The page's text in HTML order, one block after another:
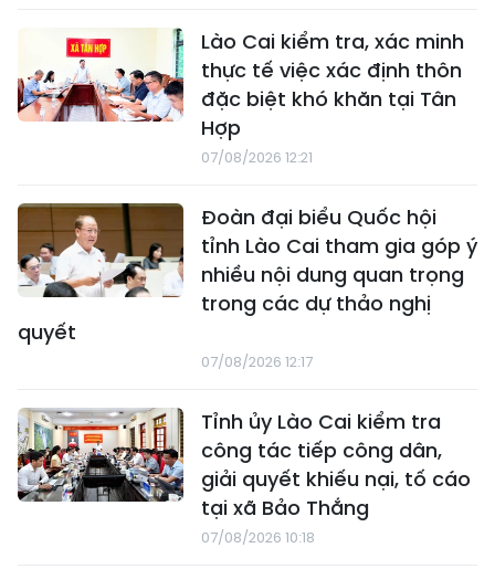
Lào Cai kiểm tra, xác minh
thực tế việc xác định thôn
đặc biệt khó khăn tại Tân
Hợp
07/08/2026 12:21
Đoàn đại biểu Quốc hội
tỉnh Lào Cai tham gia góp ý
nhiều nội dung quan trọng
trong các dự thảo nghị
quyết
07/08/2026 12:17
Tỉnh ủy Lào Cai kiểm tra
công tác tiếp công dân,
giải quyết khiếu nại, tố cáo
tại xã Bảo Thắng
07/08/2026 10:18